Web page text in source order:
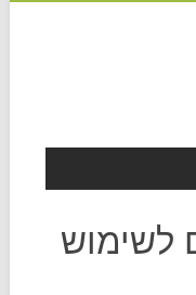
לשימוש